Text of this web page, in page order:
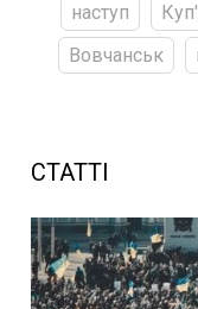
наступ
Вовчанськ
СТАТТІ